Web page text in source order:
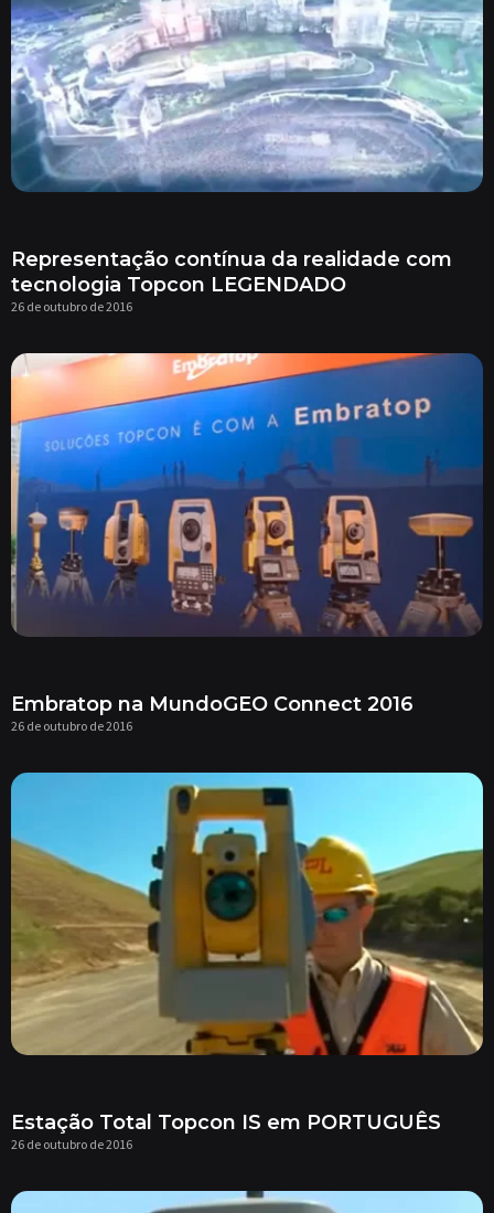
Representação contínua da realidade com
tecnologia Topcon LEGENDADO
26 de outubro de 2016
Embratop na MundoGEO Connect 2016
26 de outubro de 2016
Estação Total Topcon IS em PORTUGUÊS
26 de outubro de 2016